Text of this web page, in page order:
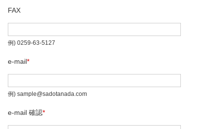
FAX
例) 0259-63-5127
e-mail*
例) sample@sadotanada.com
e-mail 確認*